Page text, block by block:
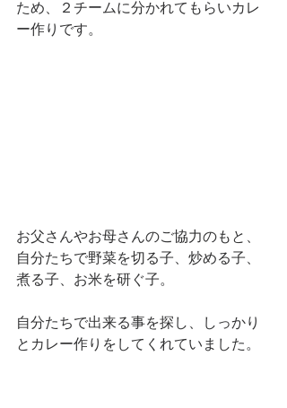
ため、２チームに分かれてもらいカレ
ー作りです。
お父さんやお母さんのご協力のもと、
自分たちで野菜を切る子、炒める子、
煮る子、お米を研ぐ子。
自分たちで出来る事を探し、しっかり
とカレー作りをしてくれていました。